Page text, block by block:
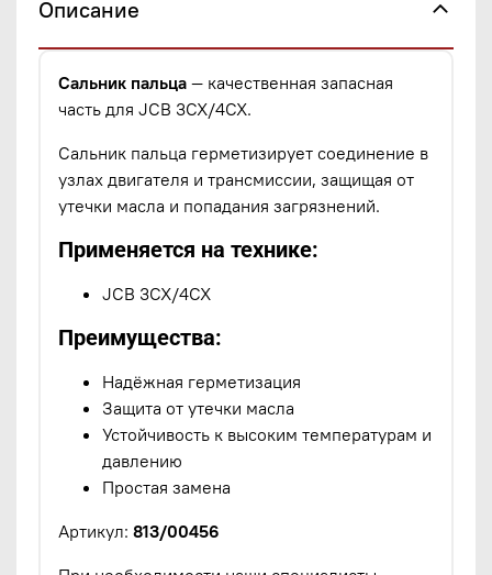
Описание
Сальник пальца — качественная запасная
часть для JCB 3CX/4CX.
Сальник пальца герметизирует соединение в
узлах двигателя и трансмиссии, защищая от
утечки масла и попадания загрязнений.
Применяется на технике:
JCB 3CX/4CX
Преимущества:
Надёжная герметизация
Защита от утечки масла
Устойчивость к высоким температурам и
давлению
Простая замена
Артикул: 813/00456